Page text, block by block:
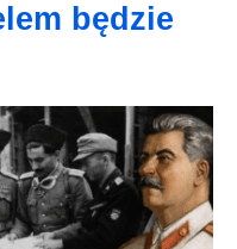
będzie